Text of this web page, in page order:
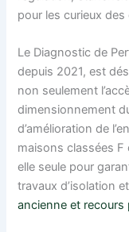
pour les curieux des
Le Diagnostic de
depuis 2021, est
non seulement
dimensionnement
d’amélioration de
maisons classées F
elle seule pour
travaux d’isolation
ancienne et recours